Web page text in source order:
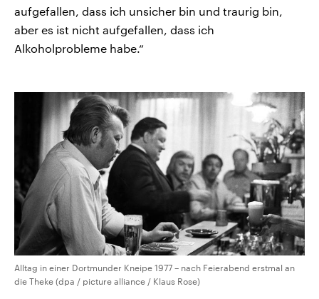
aufgefallen, dass ich unsicher bin und traurig bin,
aber es ist nicht aufgefallen, dass ich
Alkoholprobleme habe.“
Alltag in einer Dortmunder Kneipe 1977 – nach Feierabend erstmal an
die Theke (dpa / picture alliance / Klaus Rose)